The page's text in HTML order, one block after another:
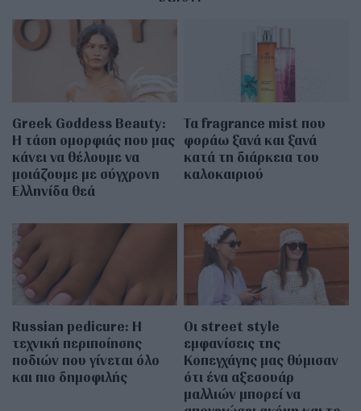
Greek Goddess Beauty:
Η τάση ομορφιάς που μας
κάνει να θέλουμε να
μοιάζουμε με σύγχρονη
Ελληνίδα θεά
Τα fragrance mist που
φοράω ξανά και ξανά
κατά τη διάρκεια του
καλοκαιριού
Russian pedicure: Η
τεχνική περιποίησης
ποδιών που γίνεται όλο
και πιο δημοφιλής
Οι street style
εμφανίσεις της
Κοπεγχάγης μας θύμισαν
ότι ένα αξεσουάρ
μαλλιών μπορεί να